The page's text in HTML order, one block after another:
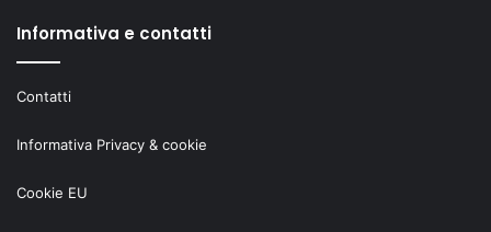
Informativa e contatti
Contatti
Informativa Privacy & cookie
Cookie EU